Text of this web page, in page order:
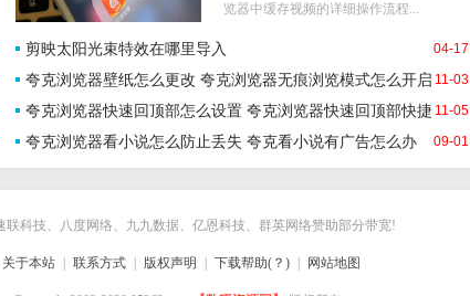
览器中缓存视频的详细操作流程...
04-17
剪映太阳光束特效在哪里导入
11-03
夸克浏览器壁纸怎么更改 夸克浏览器无痕浏览模式怎么开启
11-05
夸克浏览器快速回顶部怎么设置 夸克浏览器快速回顶部快捷
键设置方法
09-01
夸克浏览器看小说怎么防止丢失 夸克看小说有广告怎么办
联科技、八度网络、九九数据、亿恩科技、群英网络赞助部分带宽!
关于本站 联系方式 版权声明 下载帮助(？) 网站地图